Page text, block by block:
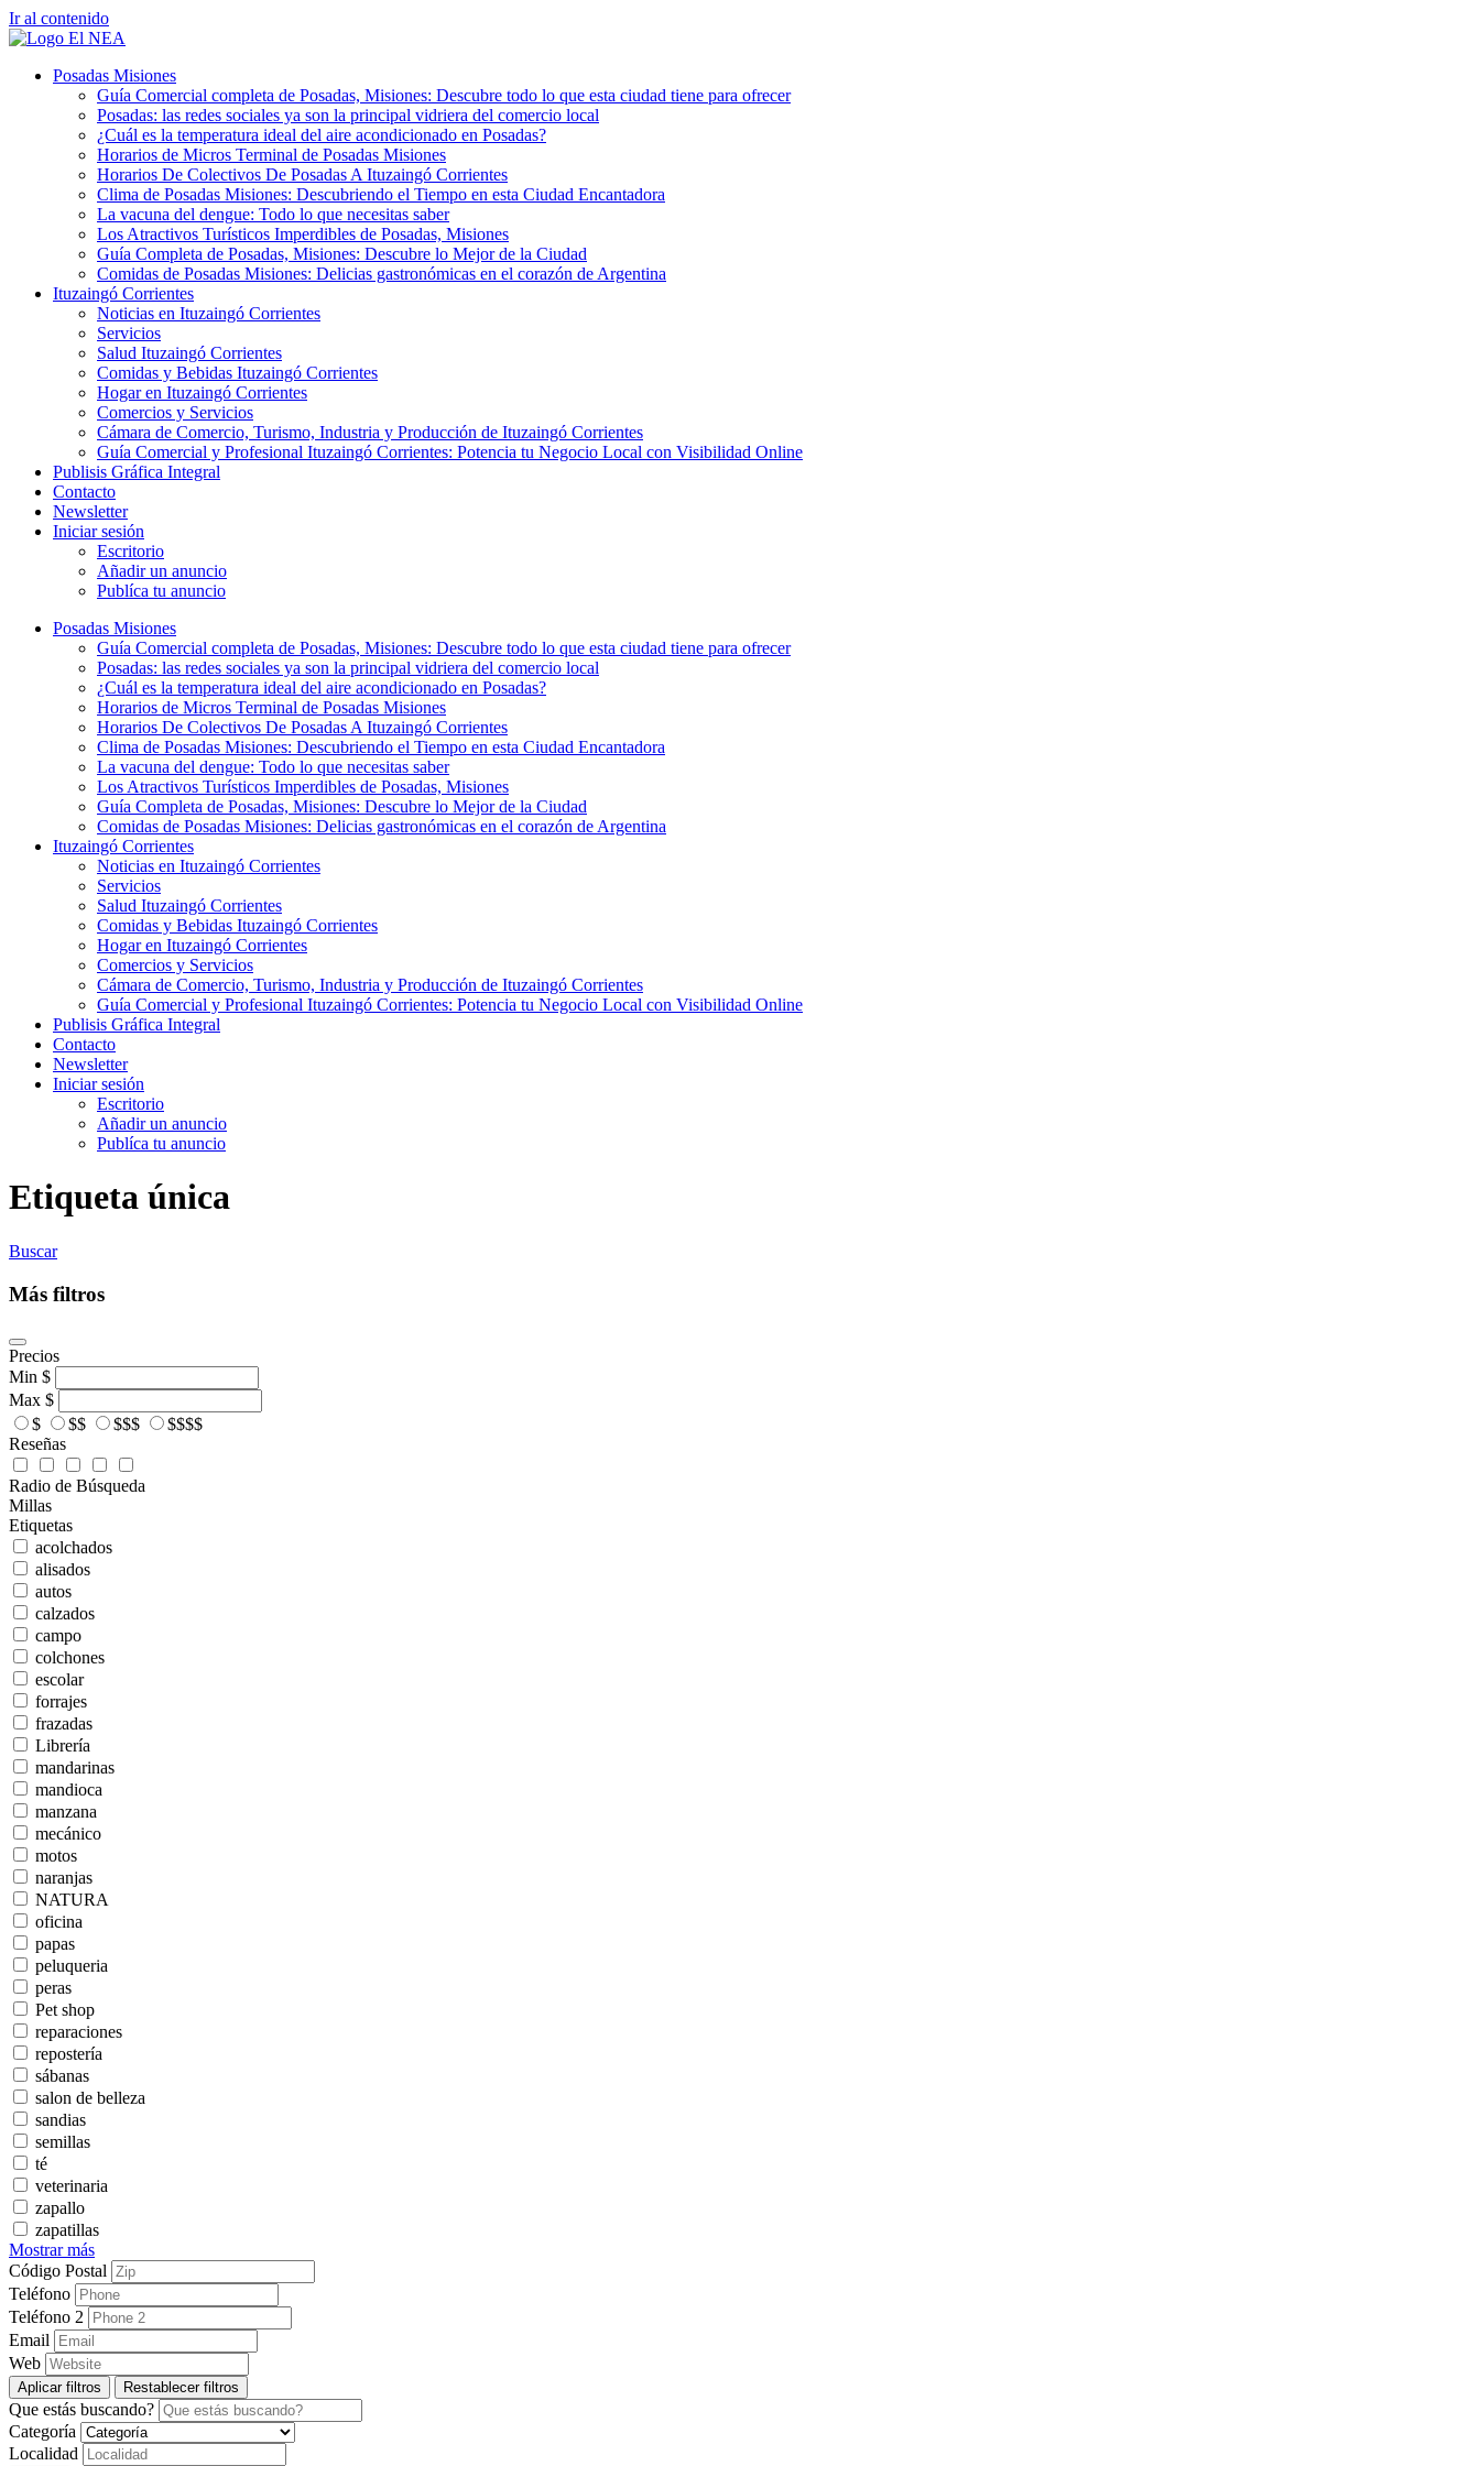
Ir al contenido
Posadas Misiones
Guía Comercial completa de Posadas, Misiones: Descubre todo lo que esta ciudad tiene para ofrecer
Posadas: las redes sociales ya son la principal vidriera del comercio local
¿Cuál es la temperatura ideal del aire acondicionado en Posadas?
Horarios de Micros Terminal de Posadas Misiones
Horarios De Colectivos De Posadas A Ituzaingó Corrientes
Clima de Posadas Misiones: Descubriendo el Tiempo en esta Ciudad Encantadora
La vacuna del dengue: Todo lo que necesitas saber
Los Atractivos Turísticos Imperdibles de Posadas, Misiones
Guía Completa de Posadas, Misiones: Descubre lo Mejor de la Ciudad
Comidas de Posadas Misiones: Delicias gastronómicas en el corazón de Argentina
Ituzaingó Corrientes
Noticias en Ituzaingó Corrientes
Servicios
Salud Ituzaingó Corrientes
Comidas y Bebidas Ituzaingó Corrientes
Hogar en Ituzaingó Corrientes
Comercios y Servicios
Cámara de Comercio, Turismo, Industria y Producción de Ituzaingó Corrientes
Guía Comercial y Profesional Ituzaingó Corrientes: Potencia tu Negocio Local con Visibilidad Online
Publisis Gráfica Integral
Contacto
Newsletter
Iniciar sesión
Escritorio
Añadir un anuncio
Publíca tu anuncio
Posadas Misiones
Guía Comercial completa de Posadas, Misiones: Descubre todo lo que esta ciudad tiene para ofrecer
Posadas: las redes sociales ya son la principal vidriera del comercio local
¿Cuál es la temperatura ideal del aire acondicionado en Posadas?
Horarios de Micros Terminal de Posadas Misiones
Horarios De Colectivos De Posadas A Ituzaingó Corrientes
Clima de Posadas Misiones: Descubriendo el Tiempo en esta Ciudad Encantadora
La vacuna del dengue: Todo lo que necesitas saber
Los Atractivos Turísticos Imperdibles de Posadas, Misiones
Guía Completa de Posadas, Misiones: Descubre lo Mejor de la Ciudad
Comidas de Posadas Misiones: Delicias gastronómicas en el corazón de Argentina
Ituzaingó Corrientes
Noticias en Ituzaingó Corrientes
Servicios
Salud Ituzaingó Corrientes
Comidas y Bebidas Ituzaingó Corrientes
Hogar en Ituzaingó Corrientes
Comercios y Servicios
Cámara de Comercio, Turismo, Industria y Producción de Ituzaingó Corrientes
Guía Comercial y Profesional Ituzaingó Corrientes: Potencia tu Negocio Local con Visibilidad Online
Publisis Gráfica Integral
Contacto
Newsletter
Iniciar sesión
Escritorio
Añadir un anuncio
Publíca tu anuncio
Etiqueta única
Buscar
Más filtros
Precios
Min $
Max $
$
$$ $$$
$$$$
Reseñas
Radio de Búsqueda
Millas
Etiquetas
acolchados
alisados
autos
calzados
campo
colchones
escolar
forrajes
frazadas
Librería
mandarinas
mandioca
manzana
mecánico
motos
naranjas
NATURA
oficina
papas
peluqueria
peras
Pet shop
reparaciones
repostería
sábanas
salon de belleza
sandias
semillas
té
veterinaria
zapallo
zapatillas
Mostrar más
Código Postal
Teléfono
Teléfono 2
Email
Web
Aplicar filtros Restablecer filtros
Que estás buscando?
Categoría
Localidad